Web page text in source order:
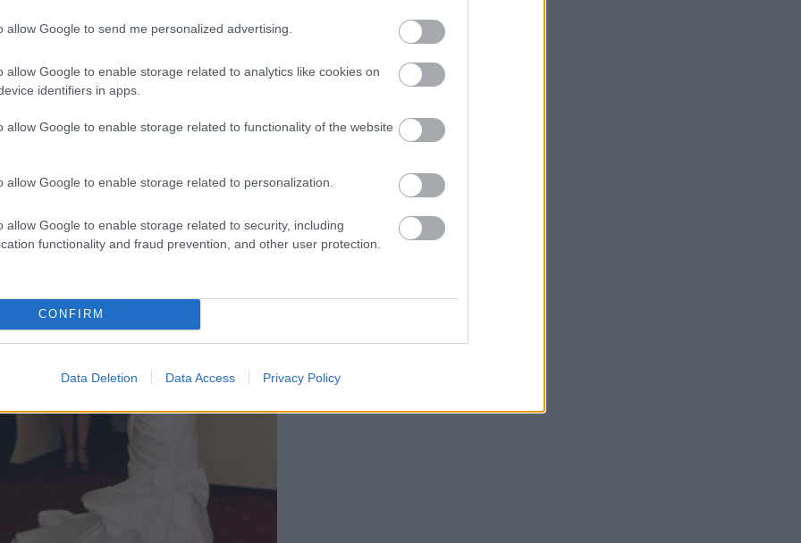
allow Google to send me personalized advertising.
allow Google to enable storage related to analytics like cookies on
identifiers in apps.
allow Google to enable storage related to functionality of the website
allow Google to enable storage related to personalization.
allow Google to enable storage related to security, including
functionality and fraud prevention, and other user protection.
CONFIRM
Data Deletion Data Access Privacy Policy
dansuri de nunta s-a mutat spre stilurile
cha cha, care reflecta schimbarea in
Acum cuplurile aleg melodii contemporane
baladelor traditionale. Asa ca, daca va
sa renuntati la vals si sa alegeti pentru
sa va caracterizeze cat mai bine.